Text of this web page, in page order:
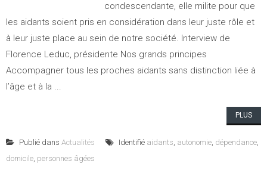
condescendante, elle milite pour que
les aidants soient pris en considération dans leur juste rôle et
à leur juste place au sein de notre société. Interview de
Florence Leduc, présidente Nos grands principes
Accompagner tous les proches aidants sans distinction liée à
l’âge et à la ...
PLUS
Publié dans Actualités Identifié aidants, autonomie, dépendance,
domicile, personnes âgées